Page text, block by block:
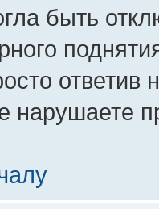
быть
ответив